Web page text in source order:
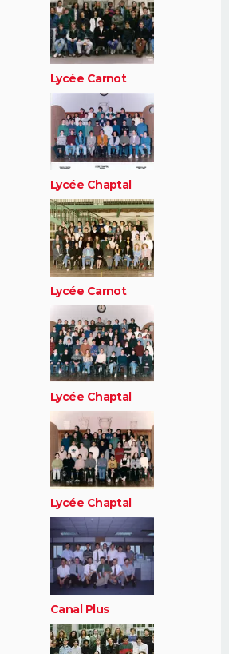
Lycée Carnot
Lycée Chaptal
Lycée Carnot
Lycée Chaptal
Lycée Chaptal
Canal Plus